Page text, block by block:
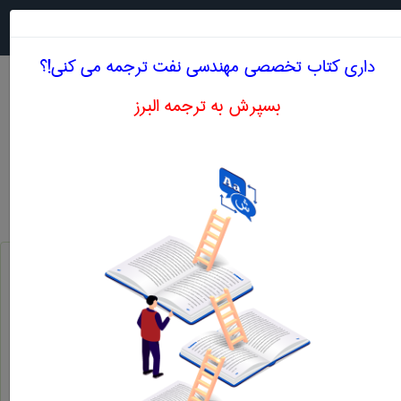
معادل انگلیسی تجزیه ی گاز
داری کتاب تخصصی مهندسی نفت ترجمه می کنی!؟
بسپرش به ترجمه البرز